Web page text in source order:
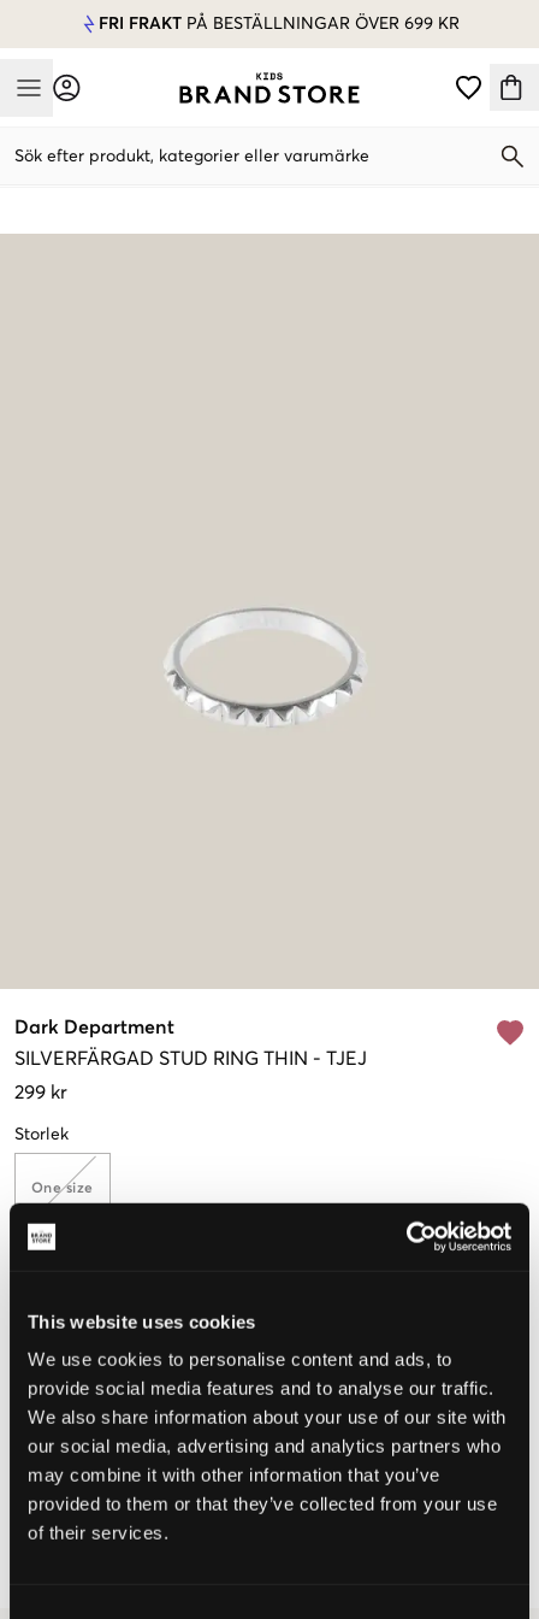
This website uses cookies
We use cookies to personalise content and ads, to
provide social media features and to analyse our traffic.
We also share information about your use of our site with
our social media, advertising and analytics partners who
may combine it with other information that you’ve
provided to them or that they’ve collected from your use
of their services.
FRI FRAKT PÅ BESTÄLLNINGAR ÖVER 699 KR
Mobile Menu
Sök efter produkt, kategorier eller varumärke
Dark Department
SILVERFÄRGAD STUD RING THIN - TJEJ
299 kr
Storlek
One size
VÄLJ STORLEK
Fri frakt på beställningar över 699 kr